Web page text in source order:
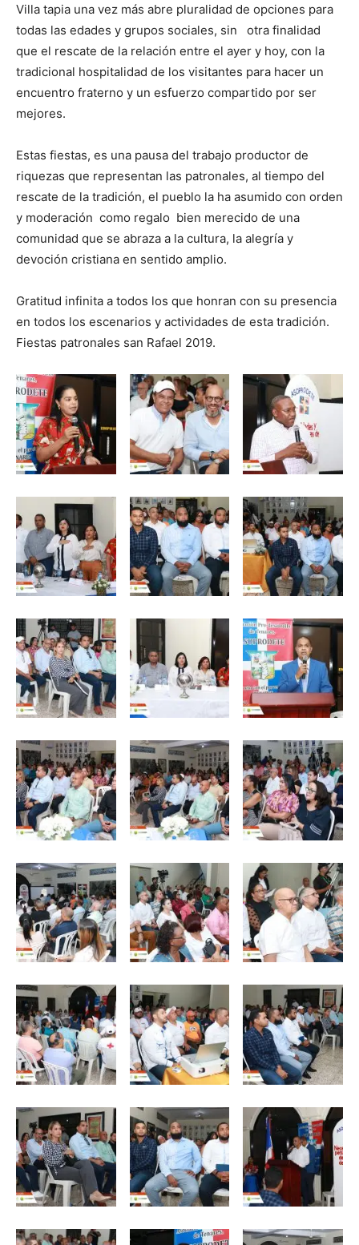
Villa tapia una vez más abre pluralidad de opciones para
todas las edades y grupos sociales, sin otra finalidad
que el rescate de la relación entre el ayer y hoy, con la
tradicional hospitalidad de los visitantes para hacer un
encuentro fraterno y un esfuerzo compartido por ser
mejores.
Estas fiestas, es una pausa del trabajo productor de
riquezas que representan las patronales, al tiempo del
rescate de la tradición, el pueblo la ha asumido con orden
y moderación como regalo bien merecido de una
comunidad que se abraza a la cultura, la alegría y
devoción cristiana en sentido amplio.
Gratitud infinita a todos los que honran con su presencia
en todos los escenarios y actividades de esta tradición.
Fiestas patronales san Rafael 2019.